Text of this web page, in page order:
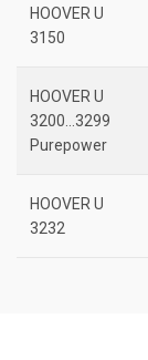
HOOVER U
3150
HOOVER U
3200…3299
Purepower
HOOVER U
3232